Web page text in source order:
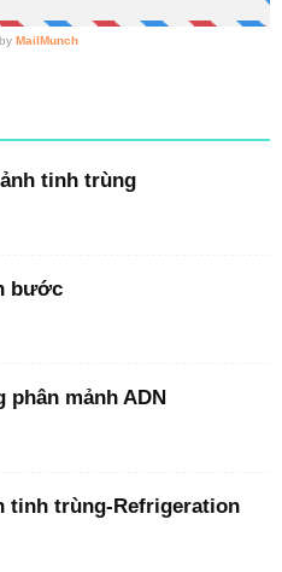
tinh trùng
bước
mảnh ADN
tinh trùng-Refrigeration